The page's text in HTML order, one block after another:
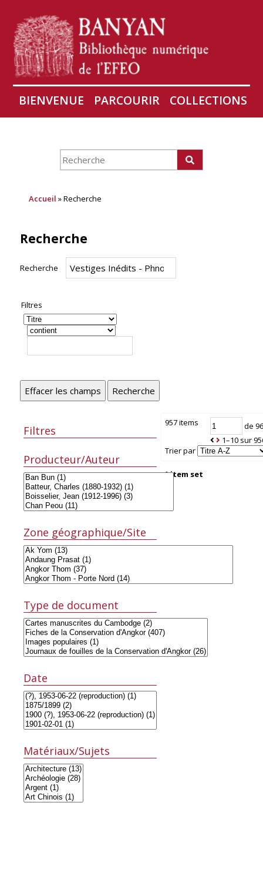
BIENVENUE PARCOURIR
COLLECTIONS
AIRES
CONSERVATION D'ANGKOR
Accueil » Recherche
Recherche
Recherche
Filtres
Effacer les champs Recherche
957 items
de 96
1–10 sur
Trier par
1 item set
Filtres
Producteur/Auteur
Zone géographique/Site
Type de document
Date
Matériaux/Sujets